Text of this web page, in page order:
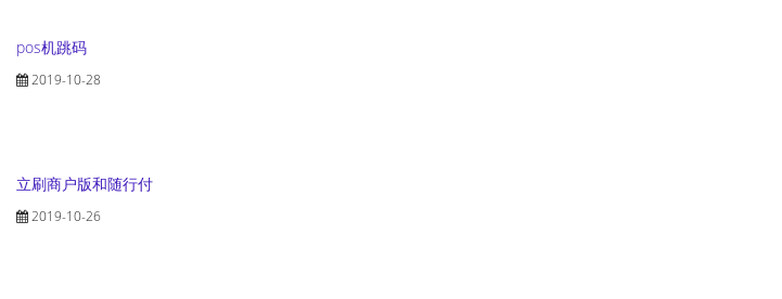
pos机跳码
2019-10-28
立刷商户版和随行付
2019-10-26